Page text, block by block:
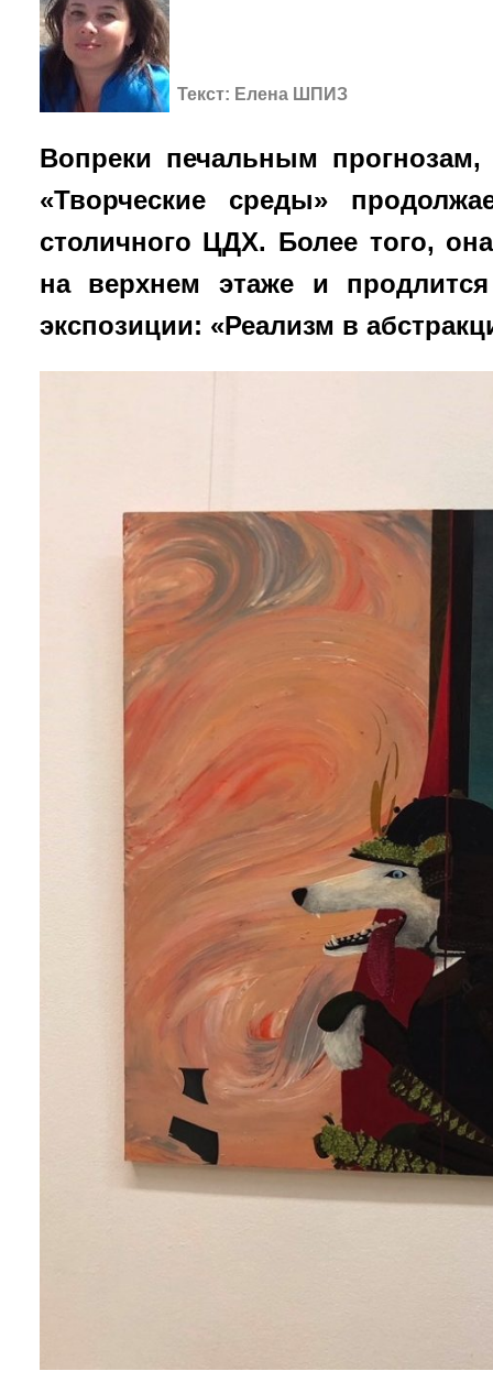
Текст: Елена ШПИЗ
Вопреки печальным прогнозам,
«Творческие среды»
столичного ЦДХ. Более того,
на верхнем этаже и
экспозиции: «Реализм в